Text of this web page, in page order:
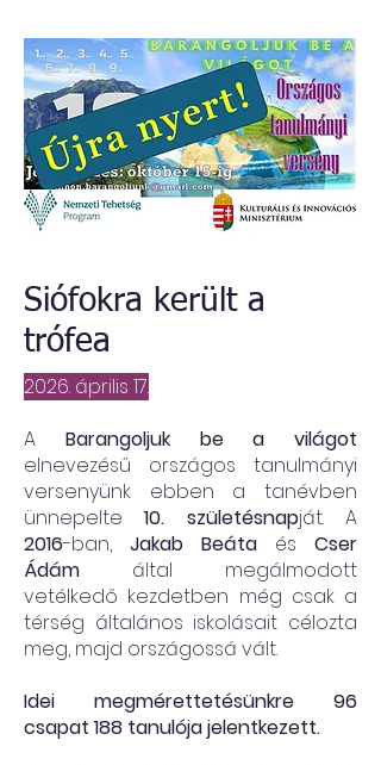
Siófokra került a
trófea
2026. április 17.
A Barangoljuk be a világot
elnevezésű országos tanulmányi
versenyünk ebben a tanévben
ünnepelte10. születésnapját. A
2016-ban, Jakab Beáta és Cser
Ádám által megálmodott
vetélkedő kezdetben még csak a
térség általános iskolásait célozta
meg, majd országossá vált.
Idei megmérettetésünkre 96
csapat 188 tanulója jelentkezett.